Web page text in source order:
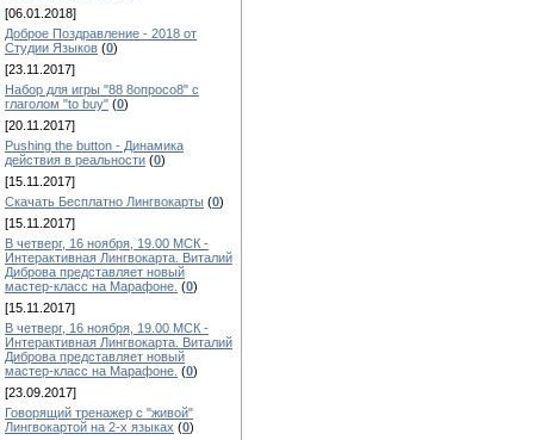
[06.01.2018]
Доброе Поздравление - 2018 от
Студии Языков (0)
[23.11.2017]
Набор для игры "88 8опросо8" с
глаголом "to buy" (0)
[20.11.2017]
Pushing the button - Динамика
действия в реальности (0)
[15.11.2017]
Скачать Бесплатно Лингвокарты (0)
[15.11.2017]
В четверг, 16 ноября, 19.00 МСК -
Интерактивная Лингвокарта. Виталий
Диброва представляет новый
мастер-класс на Марафоне. (0)
[15.11.2017]
В четверг, 16 ноября, 19.00 МСК -
Интерактивная Лингвокарта. Виталий
Диброва представляет новый
мастер-класс на Марафоне. (0)
[23.09.2017]
Говорящий тренажер с "живой"
Лингвокартой на 2-х языках (0)